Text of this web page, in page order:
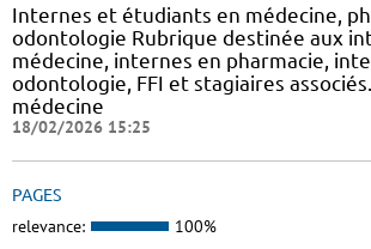
Internes et étudiants en médecine,
odontologie Rubrique destinée aux
médecine, internes en pharmacie,
odontologie, FFI et stagiaires
médecine
18/02/2026 15:25
PAGES
relevance: 100%